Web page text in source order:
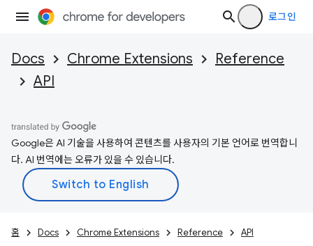
로그인
Docs Chrome Extensions
Reference
API
Google은 AI 기술을 사용하여 콘텐츠를 사용자의 기본 언어로 번역합니
다. AI 번역에는 오류가 있을 수 있습니다.
홈 Docs Chrome Extensions Reference API